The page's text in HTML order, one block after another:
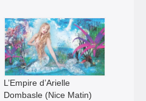
L’Empire d’Arielle
Dombasle (Nice Matin)